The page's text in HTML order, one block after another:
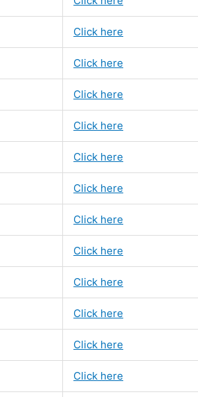
Click here
Click here
Click here
Click here
Click here
Click here
Click here
Click here
Click here
Click here
Click here
Click here